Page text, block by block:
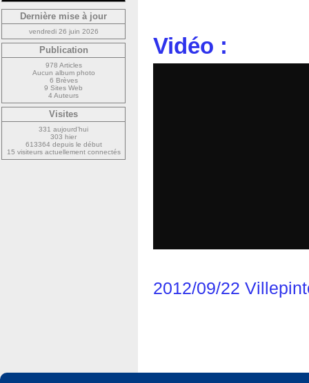
Vidéo :
2012/09/22
Dernière mise à jour
vendredi 26 juin 2026
Publication
978 Articles
Aucun album photo
6 Brèves
9 Sites Web
4 Auteurs
Visites
331 aujourd’hui
303 hier
613364 depuis le début
15 visiteurs actuellement connectés